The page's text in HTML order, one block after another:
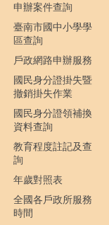
申辦案件查詢
臺南市國中小學學
區查詢
戶政網路申辦服務
國民身分證掛失暨
撤銷掛失作業
國民身分證領補換
資料查詢
教育程度註記及查
詢
年歲對照表
全國各戶政所服務
時間